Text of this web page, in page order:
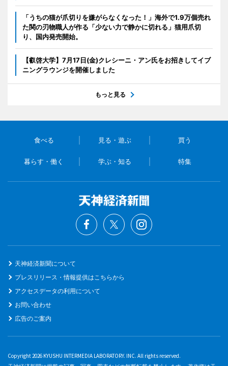
「うちの猫が爪切りを嫌がらなくなった！」海外で1.9万個売れ
た関の刃物職人が作る「少ない力で静かに切れる」猫用爪切
り、国内発売開始。
【叡啓大学】7月17日(金)クレシーニ・アン氏をお招きしてイブ
ニングラウンジを開催しました
もっと見る
食べる 見る・遊ぶ 買う
暮らす・働く 学ぶ・知る 特集
天神経済新聞について
プレスリリース・情報提供はこちらから
アクセスデータの利用について
お問い合わせ
広告のご案内
Copyright 2026 KYUSHU INTERMEDIA LABORATORY. INC. All rights reserved.